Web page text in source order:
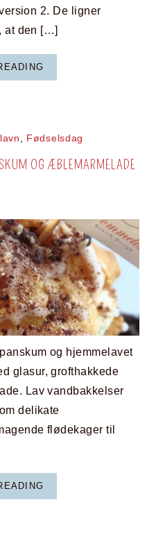
2. De ligner
at den […]
Fødselsdag
OG ÆBLEMARMELADE
og hjemmelavet
glasur, grofthakkede
Lav vandbakkelser
delikate
flødekager til